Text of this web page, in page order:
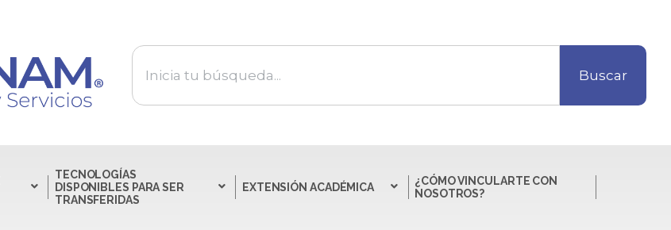
Buscar
TECNOLOGÍAS
DISPONIBLES PARA SER
TRANSFERIDAS
EXTENSIÓN ACADÉMICA
¿CÓMO VINCULARTE CON
NOSOTROS?